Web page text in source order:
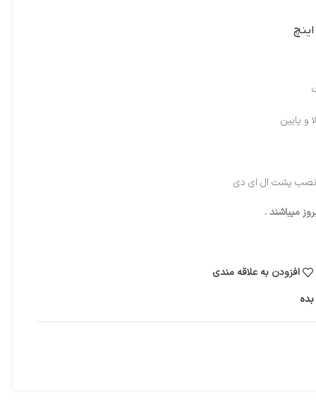
میباشند .
افزودن به علاقه مندی